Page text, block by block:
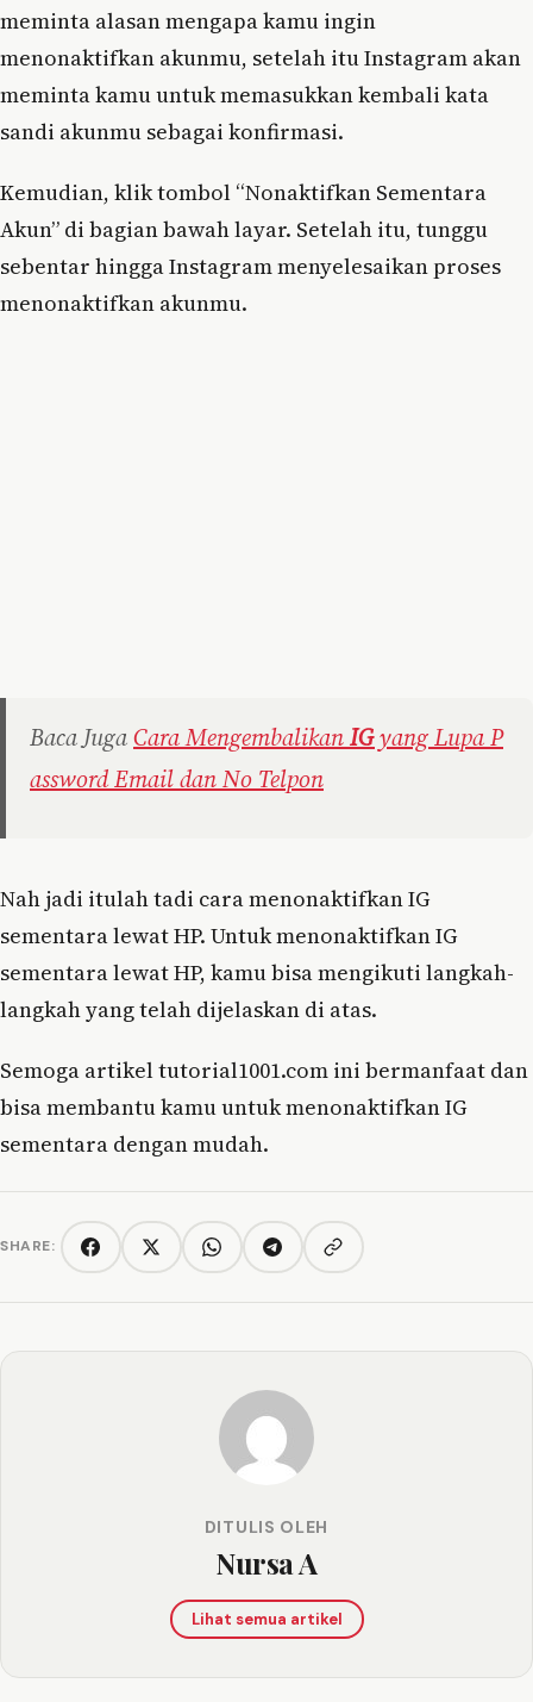
meminta alasan mengapa kamu ingin
menonaktifkan akunmu, setelah itu Instagram akan
meminta kamu untuk memasukkan kembali kata
sandi akunmu sebagai konfirmasi.
Kemudian, klik tombol “Nonaktifkan Sementara
Akun” di bagian bawah layar. Setelah itu, tunggu
sebentar hingga Instagram menyelesaikan proses
menonaktifkan akunmu.
Baca JugaCara MengembalikanIGyang Lupa P
assword Email dan No Telpon
Nah jadi itulah tadi cara menonaktifkan IG
sementara lewat HP. Untuk menonaktifkan IG
sementara lewat HP, kamu bisa mengikuti langkah-
langkah yang telah dijelaskan di atas.
Semoga artikel tutorial1001.com ini bermanfaat dan
bisa membantu kamu untuk menonaktifkan IG
sementara dengan mudah.
SHARE: FacebookTwitter/XWhatsAppTelegramCopy link
DITULIS OLEH
Nursa A
Lihat semua artikel